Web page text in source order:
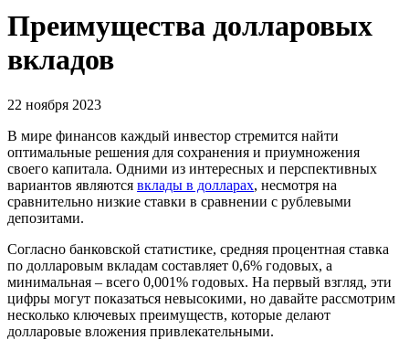
Преимущества долларовых
вкладов
22 ноября 2023
В мире финансов каждый инвестор стремится найти
оптимальные решения для сохранения и приумножения
своего капитала. Одними из интересных и перспективных
вариантов являются вклады в долларах, несмотря на
сравнительно низкие ставки в сравнении с рублевыми
депозитами.
Согласно банковской статистике, средняя процентная ставка
по долларовым вкладам составляет 0,6% годовых, а
минимальная – всего 0,001% годовых. На первый взгляд, эти
цифры могут показаться невысокими, но давайте рассмотрим
несколько ключевых преимуществ, которые делают
долларовые вложения привлекательными.